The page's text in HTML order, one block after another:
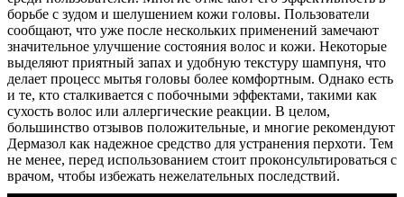
Услуги
Акции
Отзывы
Статьи
борьбе с зудом и шелушением кожи головы. Пользователи
сообщают, что уже после нескольких применений замечают
значительное улучшение состояния волос и кожи. Некоторые
выделяют приятный запах и удобную текстуру шампуня, что
делает процесс мытья головы более комфортным. Однако есть
и те, кто сталкивается с побочными эффектами, такими как
сухость волос или аллергические реакции. В целом,
большинство отзывов положительные, и многие рекомендуют
Дермазол как надежное средство для устранения перхоти. Тем
не менее, перед использованием стоит проконсультироваться с
врачом, чтобы избежать нежелательных последствий.